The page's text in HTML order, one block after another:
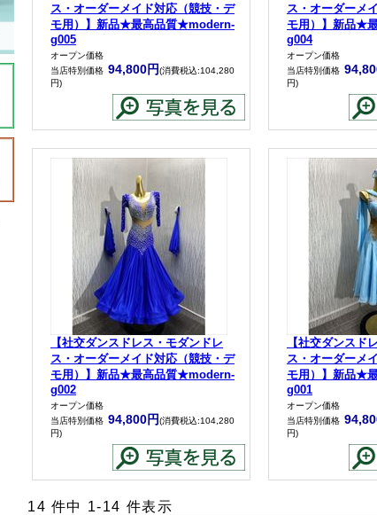
ス・オーダーメイド対応（競技・デ
モ用）】新品★最高品質★modern-
g005
オープン価格
当店特別価格 94,800円(消費税込:104,280
円)
ス・オーダーメ
モ用）】新品★
g004
オープン価格
当店特別価格
円)
【社交ダンスドレス・モダンドレ
ス・オーダーメイド対応（競技・デ
モ用）】新品★最高品質★modern-
g002
オープン価格
当店特別価格 94,800円(消費税込:104,280
円)
【社交ダンスド
ス・オーダーメ
モ用）】新品★
g001
オープン価格
当店特別価格
円)
14 件中 1-14 件表示